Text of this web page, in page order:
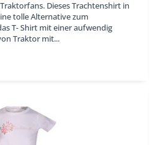
Dieses Trachtenshirt in
tolle Alternative zum
T- Shirt mit einer aufwendig
Traktor mit...